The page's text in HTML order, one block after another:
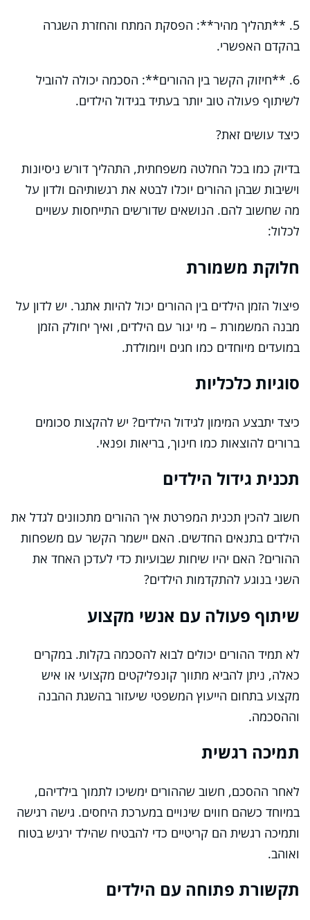
5. **תהליך מהיר**: הפסקת המתח והחזרת השגרה
בהקדם האפשרי.
6. **חיזוק הקשר בין ההורים**: הסכמה יכולה להוביל
לשיתוף פעולה טוב יותר בעתיד בגידול הילדים.
כיצד עושים זאת?
בדיוק כמו בכל החלטה משפחתית, התהליך דורש ניסיונות
וישיבות שבהן ההורים יוכלו לבטא את רגשותיהם ולדון על
מה שחשוב להם. הנושאים שדורשים התייחסות עשויים
לכלול:
חלוקת משמורת
פיצול הזמן הילדים בין ההורים יכול להיות אתגר. יש לדון על
מבנה המשמורת – מי יגור עם הילדים, ואיך יחולק הזמן
במועדים מיוחדים כמו חגים ויומולדת.
סוגיות כלכליות
כיצד יתבצע המימון לגידול הילדים? יש להקצות סכומים
ברורים להוצאות כמו חינוך, בריאות ופנאי.
תכנית גידול הילדים
חשוב להכין תכנית המפרטת איך ההורים מתכוונים לגדל את
הילדים בתנאים החדשים. האם יישמר הקשר עם משפחות
ההורים? האם יהיו שיחות שבועיות כדי לעדכן האחד את
השני בנוגע להתקדמות הילדים?
שיתוף פעולה עם אנשי מקצוע
לא תמיד ההורים יכולים לבוא להסכמה בקלות. במקרים
כאלה, ניתן להביא מתווך קונפליקטים מקצועי או איש
מקצוע בתחום הייעוץ המשפטי שיעזור בהשגת ההבנה
וההסכמה.
תמיכה רגשית
לאחר ההסכם, חשוב שההורים ימשיכו לתמוך בילדיהם,
במיוחד כשהם חווים שינויים במערכת היחסים. גישה רגישה
ותמיכה רגשית הם קריטיים כדי להבטיח שהילד ירגיש בטוח
ואוהב.
תקשורת פתוחה עם הילדים